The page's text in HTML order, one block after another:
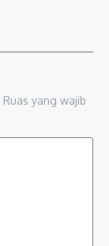
Ruas yang wajib